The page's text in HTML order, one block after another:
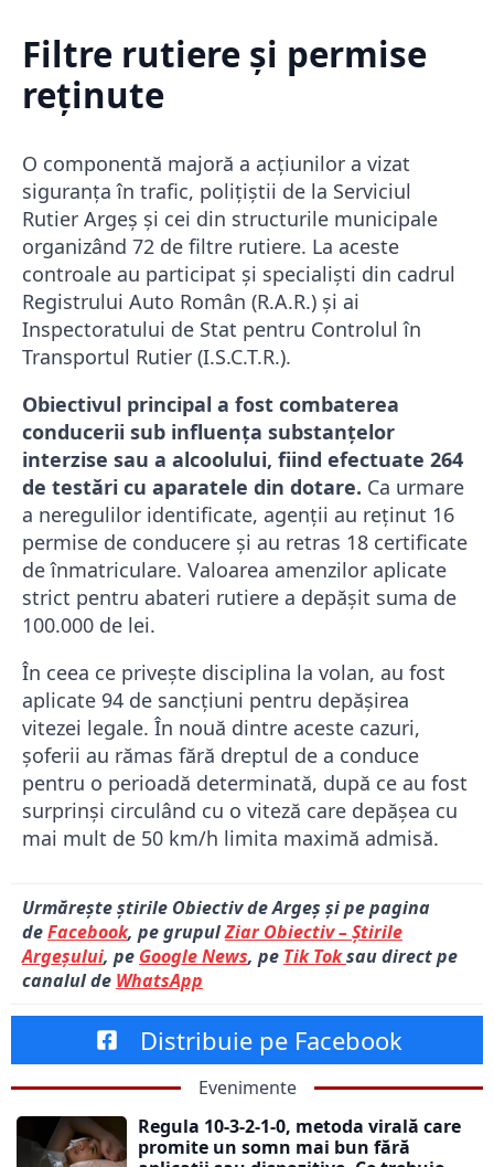
Filtre rutiere și permise
reținute
O componentă majoră a acțiunilor a vizat
siguranța în trafic, polițiștii de la Serviciul
Rutier Argeș și cei din structurile municipale
organizând 72 de filtre rutiere. La aceste
controale au participat și specialiști din cadrul
Registrului Auto Român (R.A.R.) și ai
Inspectoratului de Stat pentru Controlul în
Transportul Rutier (I.S.C.T.R.).
Obiectivul principal a fost combaterea
conducerii sub influența substanțelor
interzise sau a alcoolului, fiind efectuate 264
de testări cu aparatele din dotare. Ca urmare
a neregulilor identificate, agenții au reținut 16
permise de conducere și au retras 18 certificate
de înmatriculare. Valoarea amenzilor aplicate
strict pentru abateri rutiere a depășit suma de
100.000 de lei.
În ceea ce privește disciplina la volan, au fost
aplicate 94 de sancțiuni pentru depășirea
vitezei legale. În nouă dintre aceste cazuri,
șoferii au rămas fără dreptul de a conduce
pentru o perioadă determinată, după ce au fost
surprinși circulând cu o viteză care depășea cu
mai mult de 50 km/h limita maximă admisă.
Urmărește știrile Obiectiv de Argeș și pe pagina
deFacebook, pe grupulZiar Obiectiv – Știrile
Argeșului, pe Google News, pe Tik Toksau direct pe
canalul de WhatsApp
Distribuie pe Facebook
Evenimente
Regula 10-3-2-1-0, metoda virală care
promite un somn mai bun fără